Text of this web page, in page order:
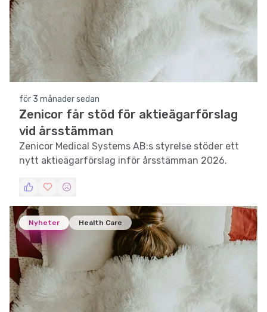
för 3 månader sedan
Zenicor får stöd för aktieägarförslag
vid årsstämman
Zenicor Medical Systems AB:s styrelse stöder ett
nytt aktieägarförslag inför årsstämman 2026.
Nyheter Health Care